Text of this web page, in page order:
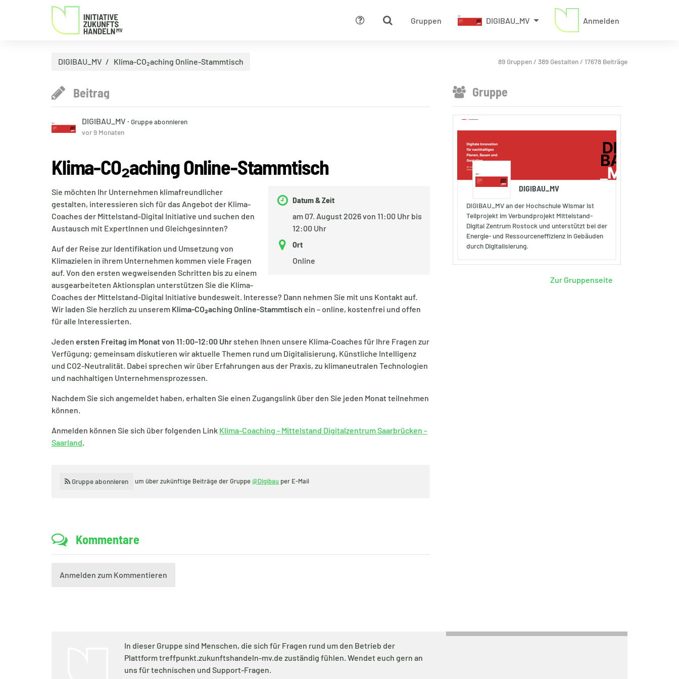
Gruppen DIGIBAU_MV Anmelden
Hilfe
DIGIBAU_MV Klima-CO₂aching Online-Stammtisch 89 Gruppen / 389 Gestalten / 17678 Beiträge
Beitrag
DIGIBAU_MV · Gruppe abonnieren
vor 9 Monaten
Klima-CO₂aching Online-Stammtisch
Datum & Zeit
am 07. August 2026 von 11:00 Uhr bis
12:00 Uhr
Ort
Online
Sie möchten Ihr Unternehmen klimafreundlicher
gestalten, interessieren sich für das Angebot der Klima-
Coaches der Mittelstand-Digital Initiative und suchen den
Austausch mit ExpertInnen und Gleichgesinnten?
Auf der Reise zur Identifikation und Umsetzung von
Klimazielen in ihrem Unternehmen kommen viele Fragen
auf. Von den ersten wegweisenden Schritten bis zu einem
ausgearbeiteten Aktionsplan unterstützen Sie die Klima-
Coaches der Mittelstand-Digital Initiative bundesweit. Interesse? Dann nehmen Sie mit uns Kontakt auf.
Wir laden Sie herzlich zu unserem Klima-CO₂aching Online-Stammtisch ein – online, kostenfrei und offen
für alle Interessierten.
Jeden ersten Freitag im Monat von 11:00–12:00 Uhr stehen Ihnen unsere Klima-Coaches für Ihre Fragen zur
Verfügung; gemeinsam diskutieren wir aktuelle Themen rund um Digitalisierung, Künstliche Intelligenz
und CO2-Neutralität. Dabei sprechen wir über Erfahrungen aus der Praxis, zu klimaneutralen Technologien
und nachhaltigen Unternehmensprozessen.
Nachdem Sie sich angemeldet haben, erhalten Sie einen Zugangslink über den Sie jeden Monat teilnehmen
können.
Anmelden können Sie sich über folgenden Link Klima-Coaching - Mittelstand Digitalzentrum Saarbrücken -
Saarland.
Gruppe abonnieren um über zukünftige Beiträge der Gruppe@Digibau per E-Mail
Kommentare
Anmelden zum Kommentieren
Gruppe
DIGIBAU_MV
DIGIBAU_MV an der Hochschule Wismar ist
Teilprojekt im Verbundprojekt Mittelstand-
Digital Zentrum Rostock und unterstützt bei der
Energie- und Ressourceneffizienz in Gebäuden
durch Digitalisierung.
Zur Gruppenseite
In dieser Gruppe sind Menschen, die sich für Fragen rund um den Betrieb der
Plattform treffpunkt.zukunftshandeln-mv.de zuständig fühlen. Wendet euch gern an
uns für technischen und Support-Fragen.